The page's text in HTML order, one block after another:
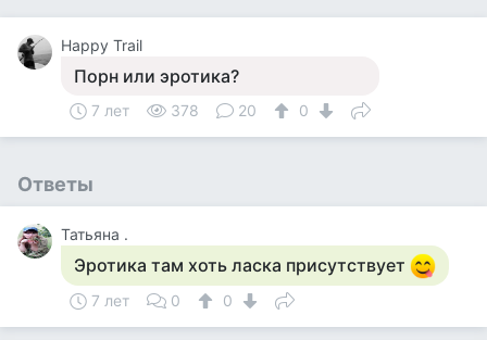
Happy Trail
Порн или эротика?
7 лет 378 20 0
Ответы
Татьяна .
Эротика там хоть ласка присутствует
7 лет 0 0